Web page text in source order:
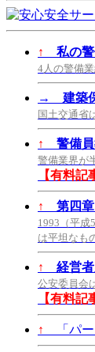
↑ 私の
4人の警備
→ 建築
国土交通省
↑ 警備
警備業界が
【有料記
↑ 第四
1993（平成
は平坦なも
↑ 経営
公安委員会
【有料記
↑ 「パー